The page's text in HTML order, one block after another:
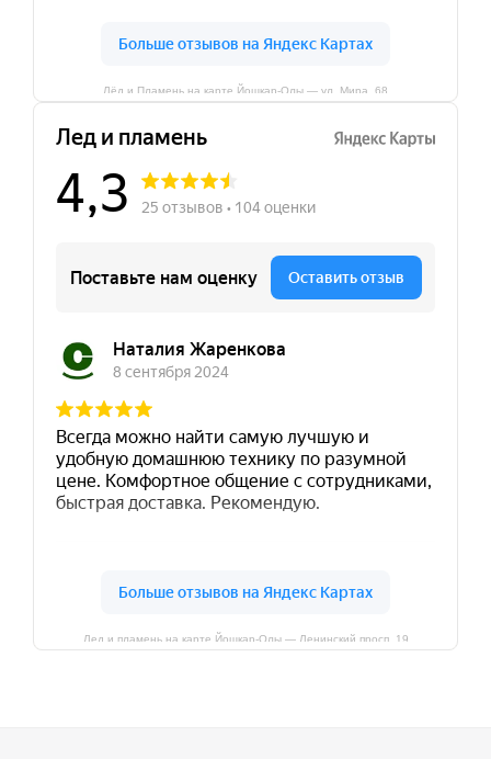
Лёд и Пламень на карте Йошкар‑Олы — ул. Мира, 68
Лед и пламень на карте Йошкар‑Олы — Ленинский просп.,19